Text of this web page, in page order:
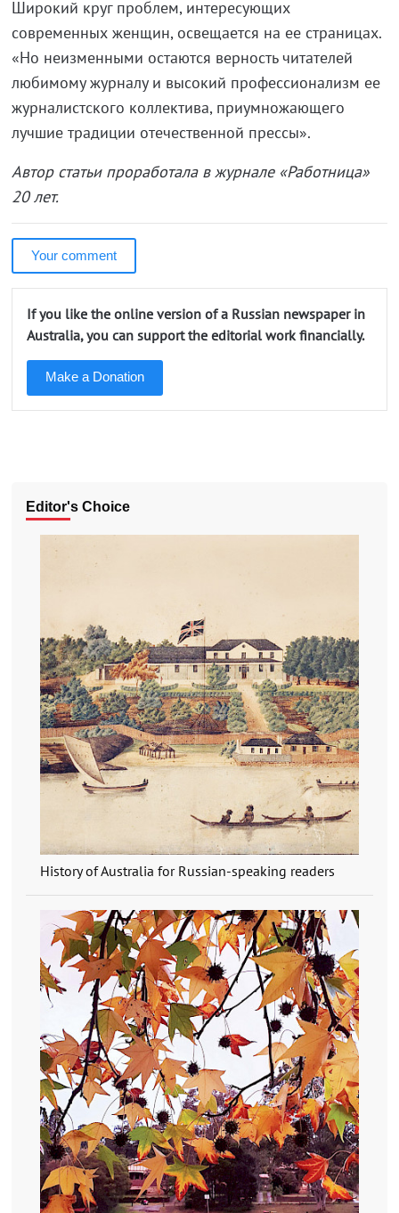
Широкий круг проблем, интересующих
современных женщин, освещается на ее страницах.
«Но неизменными остаются верность читателей
любимому журналу и высокий профессионализм ее
журналистского коллектива, приумножающего
лучшие традиции отечественной прессы».
Автор статьи проработала в журнале «Работница»
20 лет.
Your comment
If you like the online version of a Russian newspaper in
Australia, you can support the editorial work financially.
Make a Donation
Editor's Choice
History of Australia for Russian-speaking readers